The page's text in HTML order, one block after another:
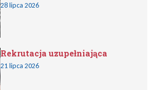
28 lipca 2026
Rekrutacja uzupełniająca
21 lipca 2026